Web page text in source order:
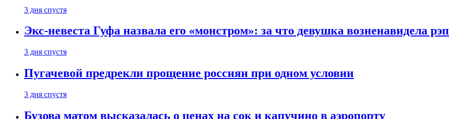
3 дня спустя
Экс-невеста Гуфа назвала его «монстром»: за что девушка возненавидела
3 дня спустя
Пугачевой предрекли прощение россиян при одном условии
3 дня спустя
Бузова матом высказалась о ценах на сок и капучино в аэропорту